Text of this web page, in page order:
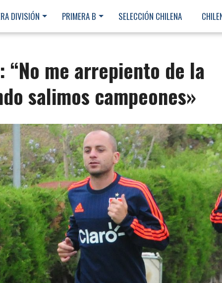
DIVISIÓN PRIMERA B SELECCIÓN CHILENA
“No me arrepiento de la
salimos campeones»